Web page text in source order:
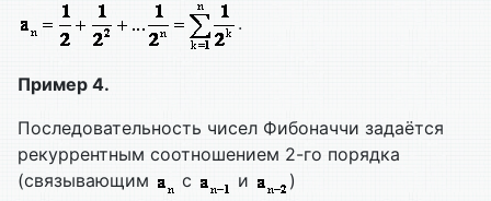
.
Пример 4.
Последовательность чисел Фибоначчи задаётся
рекуррентным соотношением 2-го порядка
(связывающим
с и )